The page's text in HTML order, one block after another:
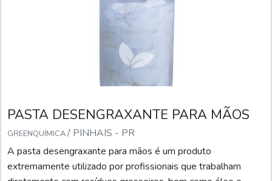
PASTA DESENGRAXANTE PARA MÃOS
GREENQUÍMICA/ PINHAIS - PR
A pasta desengraxante para mãos é um produto
extremamente utilizado por profissionais que trabalham